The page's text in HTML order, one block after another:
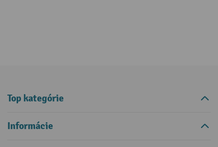
Top kategórie
Informácie